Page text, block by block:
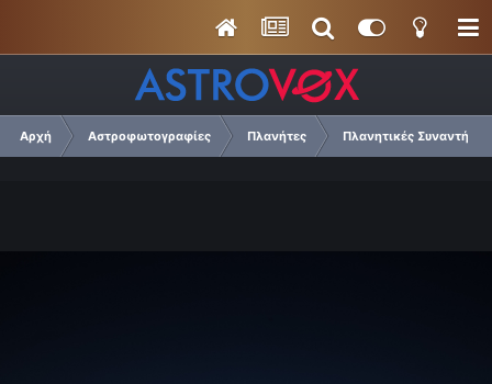
Αρχή Αστροφωτογραφίες Πλανήτες Πλανητικές